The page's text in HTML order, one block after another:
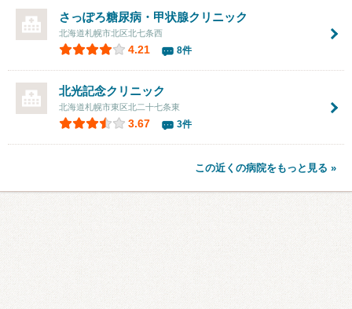
さっぽろ糖尿病・甲状腺クリニック
北海道札幌市北区北七条西
4.21 8件
北光記念クリニック
北海道札幌市東区北二十七条東
3.67 3件
この近くの病院をもっと見る »